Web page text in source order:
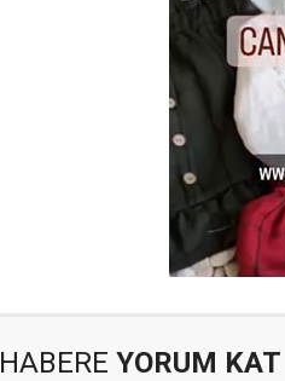
HABERE YORUM KAT